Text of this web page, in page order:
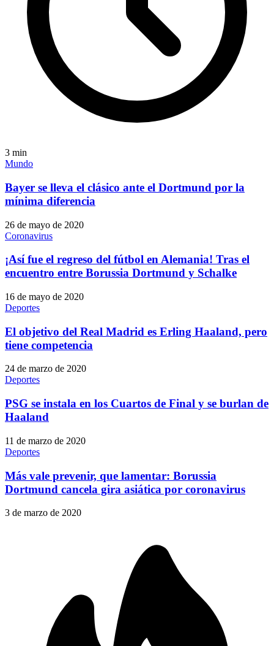
3 min
Mundo
Bayer se lleva el clásico ante el Dortmund por la
mínima diferencia
26 de mayo de 2020
Coronavirus
¡Así fue el regreso del fútbol en Alemania! Tras el
encuentro entre Borussia Dortmund y Schalke
16 de mayo de 2020
Deportes
El objetivo del Real Madrid es Erling Haaland, pero
tiene competencia
24 de marzo de 2020
Deportes
PSG se instala en los Cuartos de Final y se burlan de
Haaland
11 de marzo de 2020
Deportes
Más vale prevenir, que lamentar: Borussia
Dortmund cancela gira asiática por coronavirus
3 de marzo de 2020